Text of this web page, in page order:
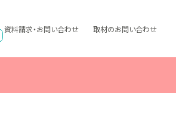
資料請求・お問い合わせ 取材のお問い合わせ